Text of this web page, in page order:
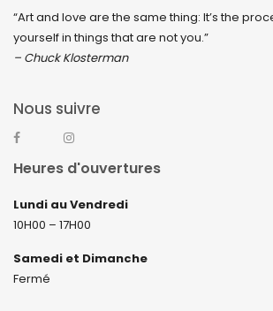
“Art and love are the same thing: It’s the
yourself in things that are not you.”
– Chuck Klosterman
Nous suivre
Heures d'ouvertures
Lundi au Vendredi
10H00 – 17H00
Samedi et Dimanche
Fermé